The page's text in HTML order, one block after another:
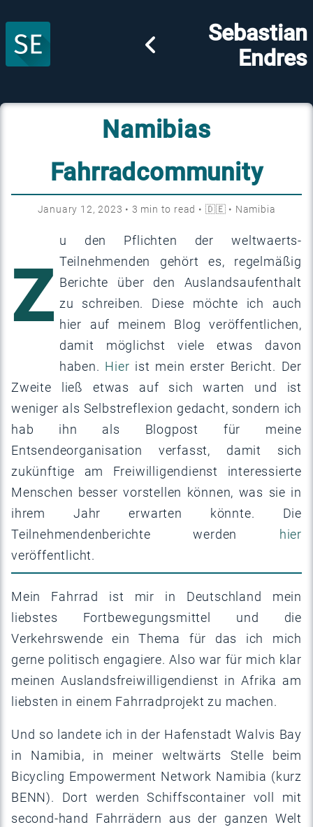
Sebastian
Endres
Namibias
Fahrradcommunity
January 12, 2023 • 3 min to read • 🇩🇪 • Namibia
Z
u den Pflichten der weltwaerts-
Teilnehmenden gehört es, regelmäßig Berichte über den Auslandsaufenthalt
zu schreiben. Diese möchte ich auch
hier auf meinem Blog veröffentlichen,
damit möglichst viele etwas davon
haben. Hier ist mein erster Bericht. Der
Zweite ließ etwas auf sich warten und ist
weniger als Selbstreflexion gedacht, sondern ich
hab ihn als Blogpost für meine
Entsendeorganisation verfasst, damit sich
zukünftige am Freiwilligendienst interessierte
Menschen besser vorstellen können, was sie in
ihrem Jahr erwarten könnte. Die
Teilnehmendenberichte werden
hier
veröffentlicht.
Mein Fahrrad ist mir in Deutschland mein
liebstes Fortbewegungsmittel und die
Verkehrswende ein Thema für das ich mich
gerne politisch engagiere. Also war für mich klar
meinen Auslandsfreiwilligendienst in Afrika am
liebsten in einem Fahrradprojekt zu machen.
Und so landete ich in der Hafenstadt Walvis Bay
in Namibia, in meiner weltwärts Stelle beim
Bicycling Empowerment Network Namibia (kurz
BENN). Dort werden Schiffscontainer voll mit
second-hand Fahrrädern aus der ganzen Welt